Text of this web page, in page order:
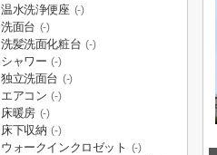
温水洗浄便座 (-)
洗面台 (-)
洗髪洗面化粧台 (-)
シャワー (-)
独立洗面台 (-)
エアコン (-)
床暖房 (-)
床下収納 (-)
ウォークインクロゼット (-)